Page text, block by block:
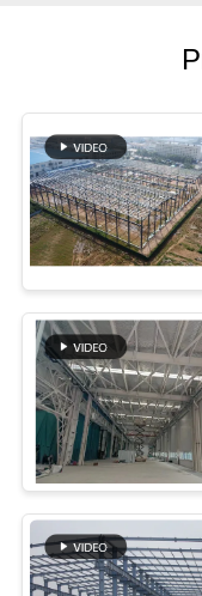
POLITICA
SULLA